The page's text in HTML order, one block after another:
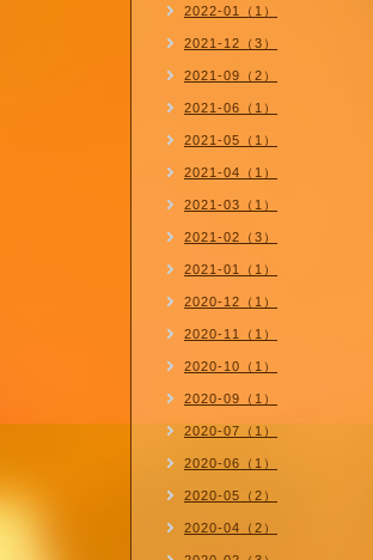
2022-01（1）
2021-12（3）
2021-09（2）
2021-06（1）
2021-05（1）
2021-04（1）
2021-03（1）
2021-02（3）
2021-01（1）
2020-12（1）
2020-11（1）
2020-10（1）
2020-09（1）
2020-07（1）
2020-06（1）
2020-05（2）
2020-04（2）